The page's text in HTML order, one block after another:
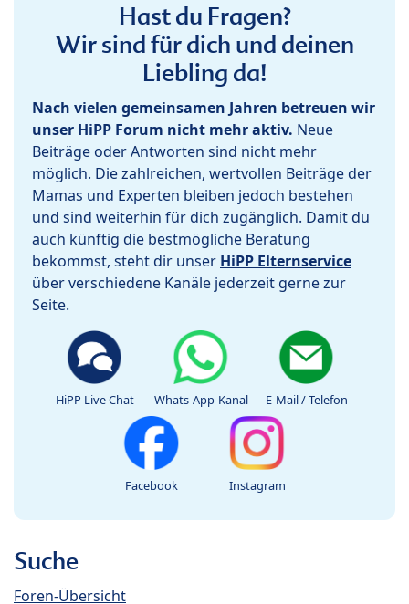
Hast du Fragen?
Wir sind für dich und deinen
Liebling da!
Nach vielen gemeinsamen Jahren betreuen wir
unser HiPP Forum nicht mehr aktiv. Neue
Beiträge oder Antworten sind nicht mehr
möglich. Die zahlreichen, wertvollen Beiträge der
Mamas und Experten bleiben jedoch bestehen
und sind weiterhin für dich zugänglich. Damit du
auch künftig die bestmögliche Beratung
bekommst, steht dir unser HiPP Elternservice
über verschiedene Kanäle jederzeit gerne zur
Seite.
HiPP Live Chat Whats-App-Kanal E-Mail / Telefon
Facebook Instagram
Suche
Foren-Übersicht